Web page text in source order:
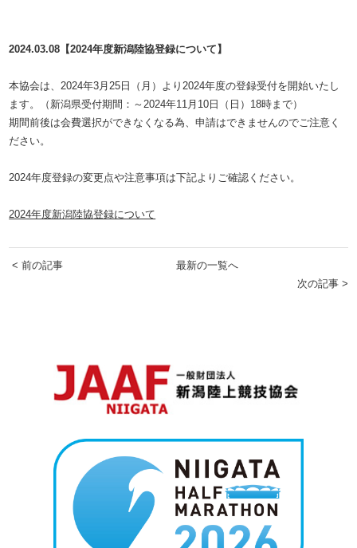
2024.03.08【2024年度新潟陸協登録について】
本協会は、2024年3月25日（月）より2024年度の登録受付を開始いたし
ます。（新潟県受付期間：～2024年11月10日（日）18時まで）
期間前後は会費選択ができなくなる為、申請はできませんのでご注意く
ださい。
2024年度登録の変更点や注意事項は下記よりご確認ください。
2024年度新潟陸協登録について
< 前の記事
最新の一覧へ
次の記事 >